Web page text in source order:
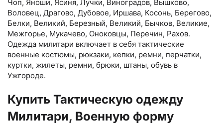
Чоп, Яноши, Ясиня, Лучки, Виноградов, Вышково,
Воловец, Драгово, Дубовое, Иршава, Косонь, Берегово,
Белки, Великий, Березный, Великий, Бычков, Великие,
Межгорье, Мукачево, Оноковцы, Перечин, Рахов.
Одежда милитари включает в себя тактические
военные костюмы, рюкзаки, кепки, ремни, перчатки,
куртки, жилеты, ремни, брюки, штаны, обувь в
Ужгороде.
Купить Тактическую одежду
Милитари, Военную форму